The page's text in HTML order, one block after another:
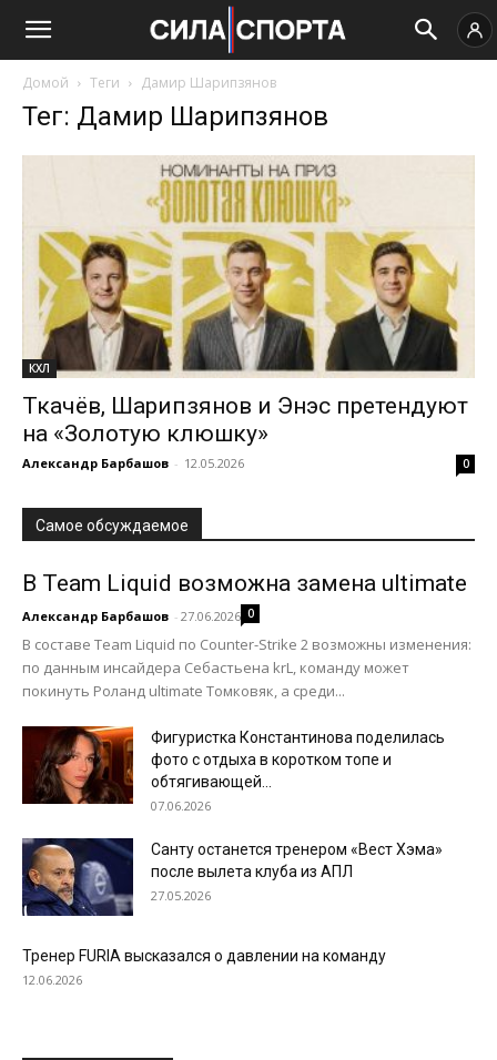
Домой Теги Дамир Шарипзянов
Тег: Дамир Шарипзянов
КХЛ
Ткачёв, Шарипзянов и Энэс претендуют
на «Золотую клюшку»
Александр Барбашов - 12.05.2026 0
Самое обсуждаемое
В Team Liquid возможна замена ultimate
Александр Барбашов - 27.06.2026 0
В составе Team Liquid по Counter-Strike 2 возможны изменения:
по данным инсайдера Себастьена krL, команду может
покинуть Роланд ultimate Томковяк, а среди...
Фигуристка Константинова поделилась
фото с отдыха в коротком топе и
обтягивающей...
07.06.2026
Санту останется тренером «Вест Хэма»
после вылета клуба из АПЛ
27.05.2026
Тренер FURIA высказался о давлении на команду
12.06.2026